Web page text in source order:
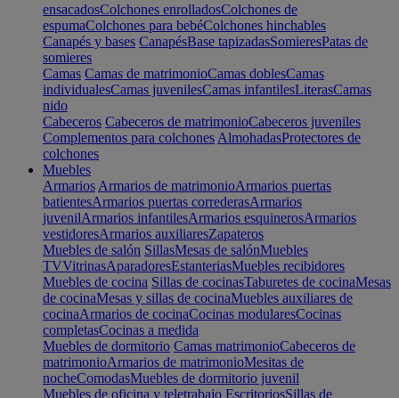
ensacadosColchones enrolladosColchones de
espumaColchones para bebéColchones hinchables
Canapés y bases CanapésBase tapizadasSomieresPatas de
somieres
Camas Camas de matrimonioCamas doblesCamas
individualesCamas juvenilesCamas infantilesLiterasCamas
nido
Cabeceros Cabeceros de matrimonioCabeceros juveniles
Complementos para colchones AlmohadasProtectores de
colchones
Muebles
Armarios Armarios de matrimonioArmarios puertas
batientesArmarios puertas correderasArmarios
juvenilArmarios infantilesArmarios esquinerosArmarios
vestidoresArmarios auxiliaresZapateros
Muebles de salón SillasMesas de salónMuebles
TVVitrinasAparadoresEstanteriasMuebles recibidores
Muebles de cocina Sillas de cocinasTaburetes de cocinaMesas
de cocinaMesas y sillas de cocinaMuebles auxiliares de
cocinaArmarios de cocinaCocinas modularesCocinas
completasCocinas a medida
Muebles de dormitorio Camas matrimonioCabeceros de
matrimonioArmarios de matrimonioMesitas de
nocheComodasMuebles de dormitorio juvenil
Muebles de oficina y teletrabajo EscritoriosSillas de